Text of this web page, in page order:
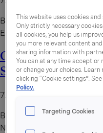
By
administrator
En Grandiosa med
Grandiosa Delux
Skinke
7. august 2026
By
administrator
Nye Grandiosa Delux er
This website uses cookies
Only strictly necessary
all cookies, you help us
you more relevant content
sharing information with
You can at any time accept
or change your choices.
clicking “Cookie settings”.
Policy.
Targeting Cookies